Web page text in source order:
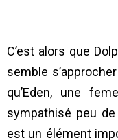
C’est alors que
semble
qu’Eden, une
sympathisé peu
est un élément